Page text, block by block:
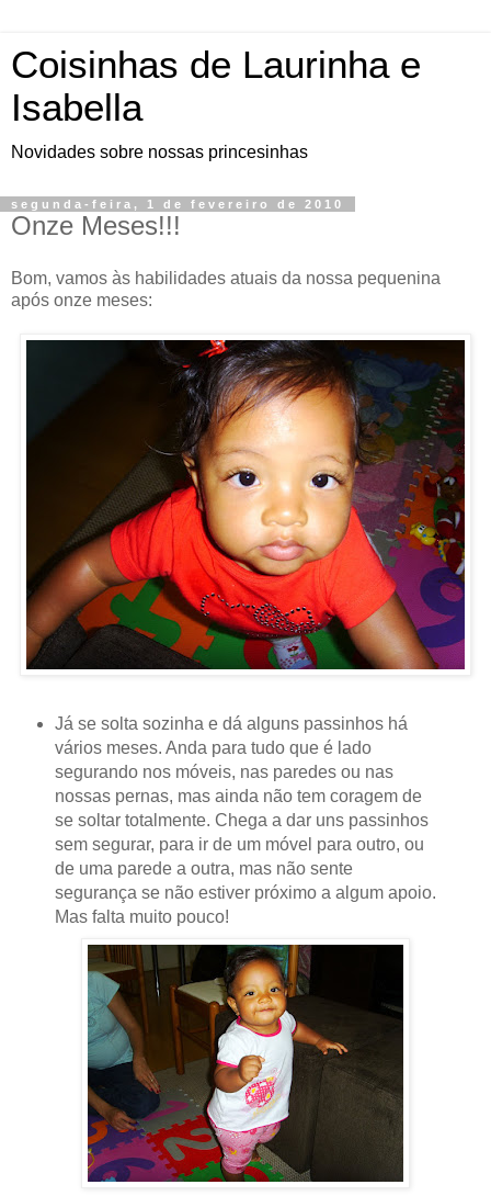
Coisinhas de Laurinha e
Isabella
Novidades sobre nossas princesinhas
segunda-feira, 1 de fevereiro de 2010
Onze Meses!!!
Bom, vamos às habilidades atuais da nossa pequenina
após onze meses:
Já se solta sozinha e dá alguns passinhos há
vários meses. Anda para tudo que é lado
segurando nos móveis, nas paredes ou nas
nossas pernas, mas ainda não tem coragem de
se soltar totalmente. Chega a dar uns passinhos
sem segurar, para ir de um móvel para outro, ou
de uma parede a outra, mas não sente
segurança se não estiver próximo a algum apoio.
Mas falta muito pouco!